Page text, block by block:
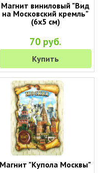
Магнит виниловый "Вид
на Московский кремль"
(6х5 см)
70 руб.
Купить
Магнит "Купола Москвы"